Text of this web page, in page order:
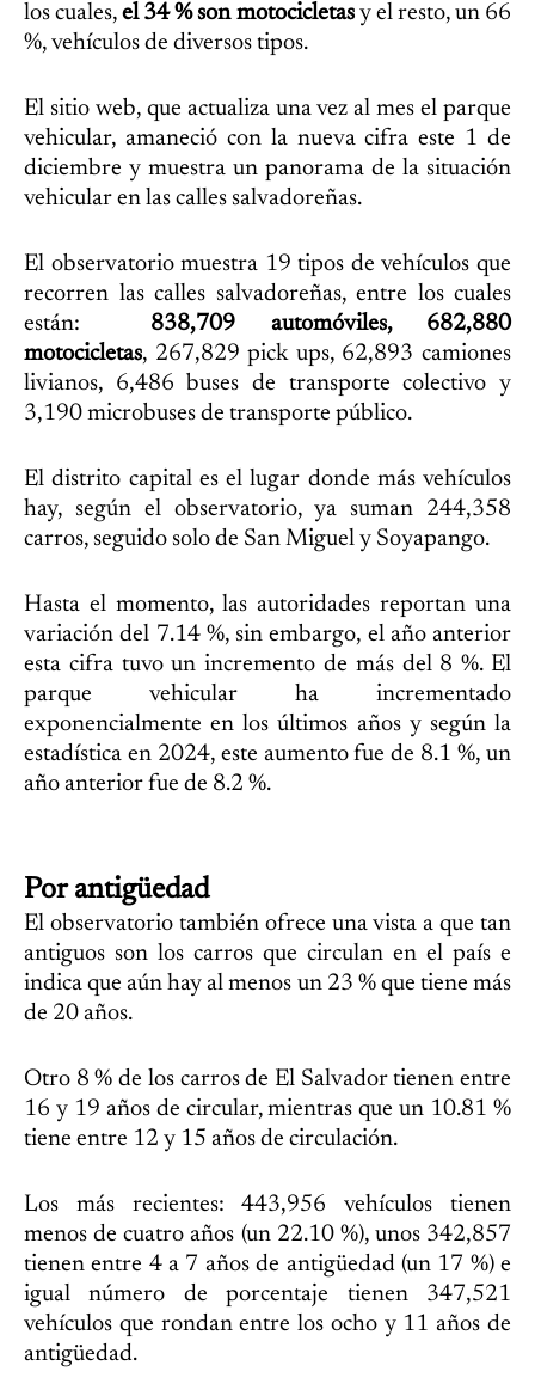
los cuales,el 34 % son motocicletasy el resto, un 66
%, vehículos de diversos tipos.
El sitio web, que actualiza una vez al mes el parque
vehicular, amaneció con la nueva cifra este 1 de
diciembre y muestra un panorama de la situación
vehicular en las calles salvadoreñas.
El observatorio muestra 19 tipos de vehículos que
recorren las calles salvadoreñas, entre los cuales
están:
838,709 automóviles, 682,880
motocicletas, 267,829 pick ups, 62,893 camiones
livianos, 6,486 buses de transporte colectivo y
3,190 microbuses de transporte público.
El distrito capital es el lugar donde más vehículos
hay, según el observatorio, ya suman 244,358
carros, seguido solo de San Miguel y Soyapango.
Hasta el momento, las autoridades reportan una
variación del 7.14 %, sin embargo, el año anterior
esta cifra tuvo un incremento de más del 8 %. El
parque vehicular ha incrementado
exponencialmente en los últimos años y según la
estadística en 2024, este aumento fue de 8.1 %, un
año anterior fue de 8.2 %.
Por antigüedad
El observatorio también ofrece una vista a que tan
antiguos son los carros que circulan en el país e
indica que aún hay al menos un 23 % que tiene más
de 20 años.
Otro 8 % de los carros de El Salvador tienen entre
16 y 19 años de circular, mientras que un 10.81 %
tiene entre 12 y 15 años de circulación.
Los más recientes: 443,956 vehículos tienen
menos de cuatro años (un 22.10 %), unos 342,857
tienen entre 4 a 7 años de antigüedad (un 17 %) e
igual número de porcentaje tienen 347,521
vehículos que rondan entre los ocho y 11 años de
antigüedad.